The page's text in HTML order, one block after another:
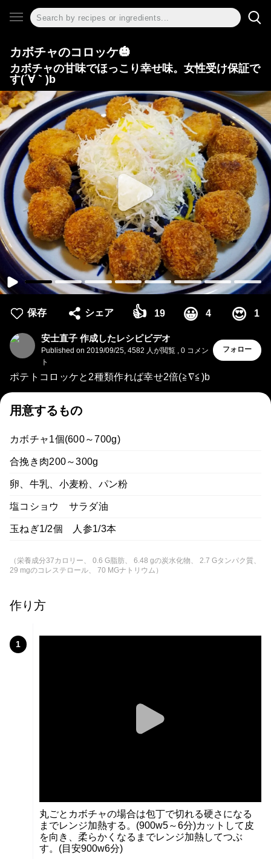
カボチャのコロッケ🎃
カボチャの甘味でほっこり幸せ味。女性受け保証で
す(´∀｀)b
保存 シェア 👍 19 😀 4 😍 1
安士直子 作成したレシピビデオ
Published on 2019/09/25, 4582 人が閲覧 , 0 コメン
ト
フォロー
ポテトコロッケと2種類作れば幸せ2倍(≧∇≦)b
用意するもの
カボチャ1個(600～700g)
合挽き肉200～300g
卵、牛乳、小麦粉、パン粉
塩コショウ サラダ油
玉ねぎ1/2個 人参1/3本
（栄養成分37カロリー、 0.6 G脂肪、 6.48 gの炭水化物、 2.7 Gタンパク質、
29 mgのコレステロール、 70 MGナトリウム）
作り方
1
丸ごとカボチャの場合は包丁で切れる硬さになる
までレンジ加熱する。(900w5～6分)カットして皮
を向き、柔らかくなるまでレンジ加熱してつぶ
す。(目安900w6分)